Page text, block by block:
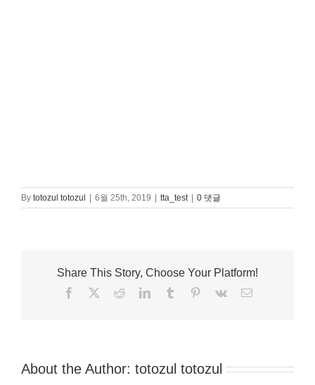
By totozul totozul 6월 25th, 2019 tta_test 0 댓글
Share This Story, Choose Your Platform!
Facebook RedditLinkedInTumblr Pinterest
Vk
이
About the Author: totozul totozul